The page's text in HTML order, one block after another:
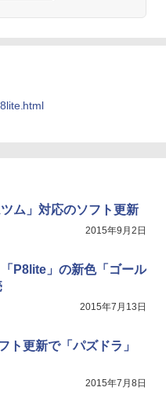
ム」対応のソフト更新
2015年9月2日
P8lite」の新色「ゴール
2015年7月13日
ト更新で「パズドラ」
2015年7月8日